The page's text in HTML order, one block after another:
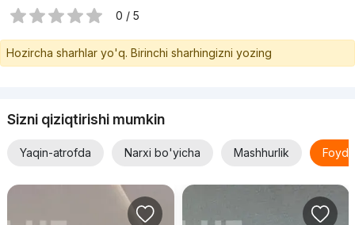
0 / 5
Hozircha sharhlar yo'q. Birinchi sharhingizni yozing
Sizni qiziqtirishi mumkin
Yaqin-atrofda Narxi bo'yicha Mashhurlik